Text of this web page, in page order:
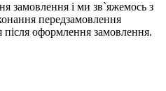
замовлення і ми зв`яжемось з
передзамовлення
після оформлення замовлення.